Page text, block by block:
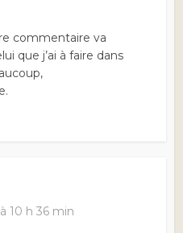
commentaire va
que j’ai à faire dans
10 h 36 min